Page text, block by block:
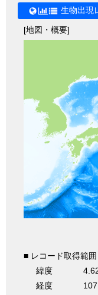
生物出
[地図・概要]
■ レコード取得範囲
緯度
経度